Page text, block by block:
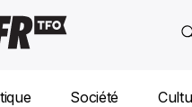
Société